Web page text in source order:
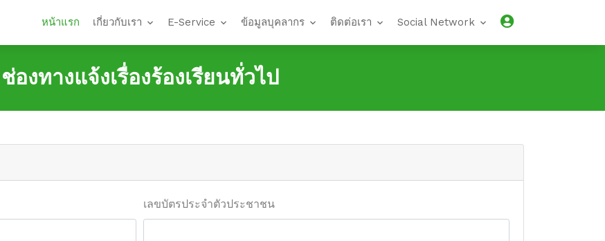
หน้าแรก เกี่ยวกับเรา E-Service ข้อมูลบุคลากร ติดต่อเรา Social Network
ช่องทางแจ้งเรื่องร้องเรียนทั่วไป
เลขบัตรประจำตัวประชาชน